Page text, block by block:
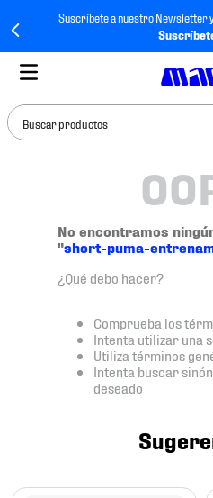
Suscríbete a nuestro Newsletter
Buscar productos
No encontramos
"short-puma-
¿Qué debo hacer?
Comprueba los
Intenta utilizar una
Utiliza términos
Intenta buscar
deseado
tenis mujer
tenis hombre
tenis
tenis futbol
mochila